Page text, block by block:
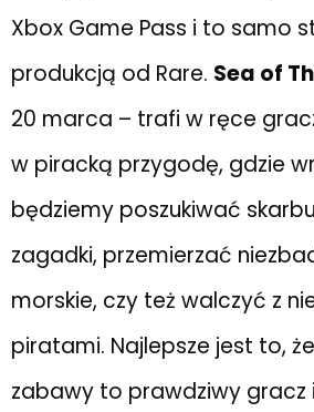
Xbox Game Pass i to samo
produkcją od Rare. Sea of
20 marca – trafi w ręce
w piracką przygodę, gdzie
będziemy poszukiwać
zagadki, przemierzać
morskie, czy też walczyć z
piratami. Najlepsze jest to,
zabawy to prawdziwy gracz